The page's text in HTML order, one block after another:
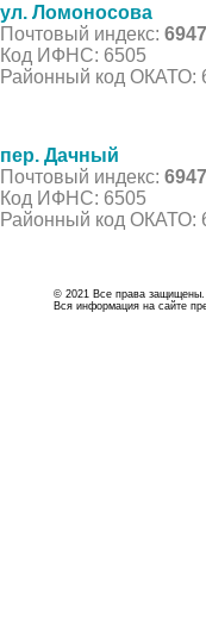
ул. Ломоносова
Почтовый индекс:
Код ИФНС: 6505
Районный код ОКАТО:
пер. Дачный
Почтовый индекс:
Код ИФНС: 6505
Районный код ОКАТО:
© 2021 Все права
Вся информация на сайте